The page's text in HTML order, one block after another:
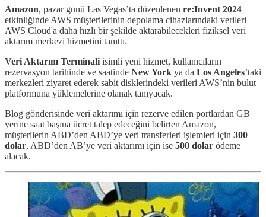
Amazon, pazar günü Las Vegas’ta düzenlenen re:Invent 2024
etkinliğinde AWS müşterilerinin depolama cihazlarındaki verileri
AWS Cloud'a daha hızlı bir şekilde aktarabilecekleri fiziksel veri
aktarım merkezi hizmetini tanıttı.
Veri Aktarım Terminali isimli yeni hizmet, kullanıcıların
rezervasyon tarihinde ve saatinde New York ya da Los Angeles’taki
merkezleri ziyaret ederek sabit disklerindeki verileri AWS’nin bulut
platformuna yüklemelerine olanak tanıyacak.
Blog gönderisinde veri aktarımı için rezerve edilen portlardan GB
yerine saat başına ücret talep edeceğini belirten Amazon,
müşterilerin ABD’den ABD’ye veri transferleri işlemleri için 300
dolar, ABD’den AB’ye veri aktarımı için ise 500 dolar ödeme
alacak.